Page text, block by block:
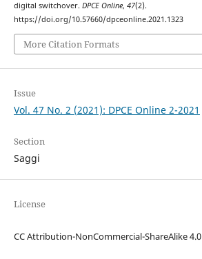
digital switchover. DPCE Online, 47(2).
https://doi.org/10.57660/dpceonline.2021.1323
More Citation Formats
Issue
Vol. 47 No. 2 (2021): DPCE Online 2-2021
Section
Saggi
License
CC Attribution-NonCommercial-ShareAlike 4.0